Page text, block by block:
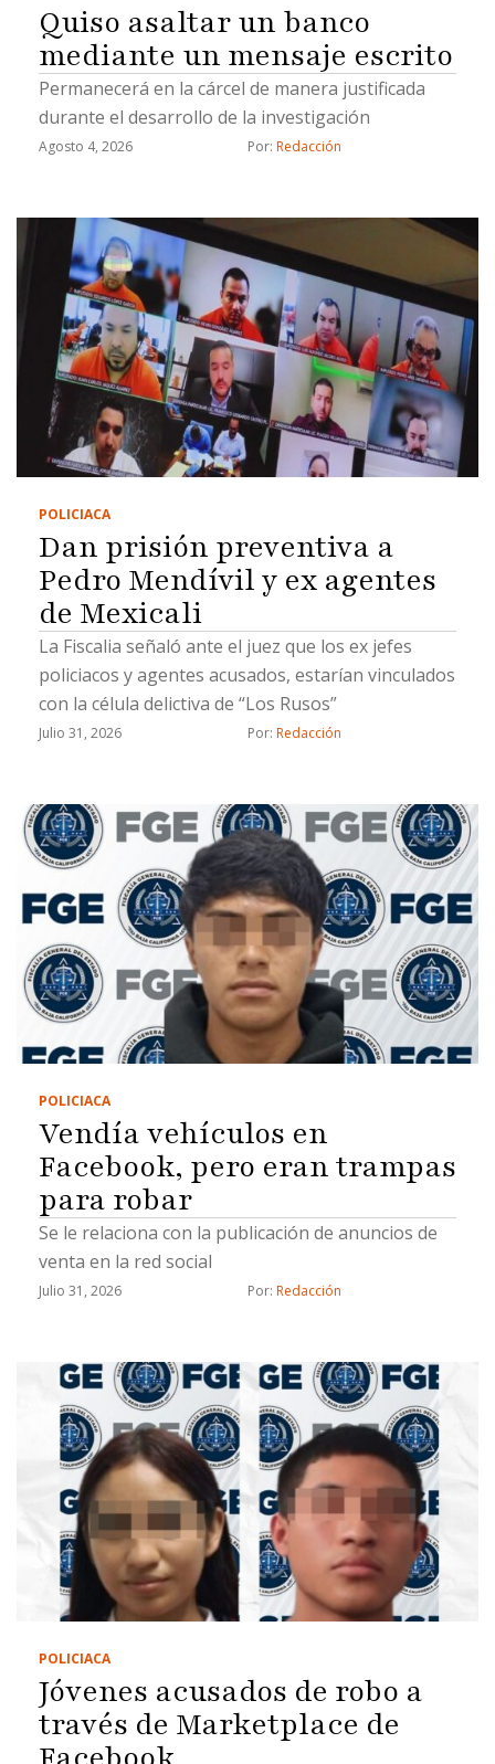
Quiso asaltar un banco
mediante un mensaje escrito
Permanecerá en la cárcel de manera justificada
durante el desarrollo de la investigación
Agosto 4, 2026 Por: Redacción
POLICIACA
Dan prisión preventiva a
Pedro Mendívil y ex agentes
de Mexicali
La Fiscalia señaló ante el juez que los ex jefes
policiacos y agentes acusados, estarían vinculados
con la célula delictiva de “Los Rusos”
Julio 31, 2026 Por: Redacción
POLICIACA
Vendía vehículos en
Facebook, pero eran trampas
para robar
Se le relaciona con la publicación de anuncios de
venta en la red social
Julio 31, 2026 Por: Redacción
POLICIACA
Jóvenes acusados de robo a
través de Marketplace de